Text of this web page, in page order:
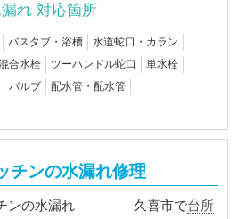
れ 対応箇所
バスタブ・浴槽
水道蛇口・カラン
合水栓 ツーハンドル蛇口
単水栓
バルブ
配水管・配水管
チンの水漏れ修理
久喜市で台所